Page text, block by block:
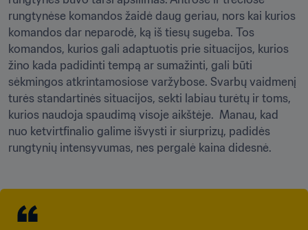
rungtynėse komandos žaidė daug geriau, nors kai kurios
komandos dar neparodė, ką iš tiesų sugeba. Tos
komandos, kurios gali adaptuotis prie situacijos, kurios
žino kada padidinti tempą ar sumažinti, gali būti
sėkmingos atkrintamosiose varžybose. Svarbų vaidmenį
turės standartinės situacijos, sekti labiau turėtų ir toms,
kurios naudoja spaudimą visoje aikštėje.  Manau, kad
nuo ketvirtfinalio galime išvysti ir siurprizų, padidės
rungtynių intensyvumas, nes pergalė kaina didesnė.